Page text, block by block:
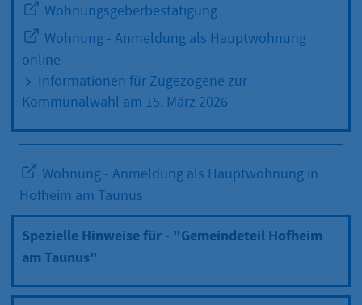
Wohnungsgeberbestätigung
Wohnung - Anmeldung als Hauptwohnung
online
Informationen für Zugezogene zur
Kommunalwahl am 15. März 2026
Wohnung - Anmeldung als Hauptwohnung in
Hofheim am Taunus
Spezielle Hinweise für - "Gemeindeteil Hofheim
am Taunus"